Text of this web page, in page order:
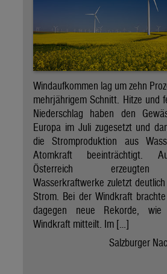
Windaufkommen lag um zehn
mehrjährigem Schnitt. Hitze und
Niederschlag haben den
Europa im Juli zugesetzt und
die Stromproduktion aus
Atomkraft beeinträchtigt.
Österreich
Wasserkraftwerke zuletzt
Strom. Bei der Windkraft
dagegen neue Rekorde,
Windkraft mitteilt. Im […]
Salzburger